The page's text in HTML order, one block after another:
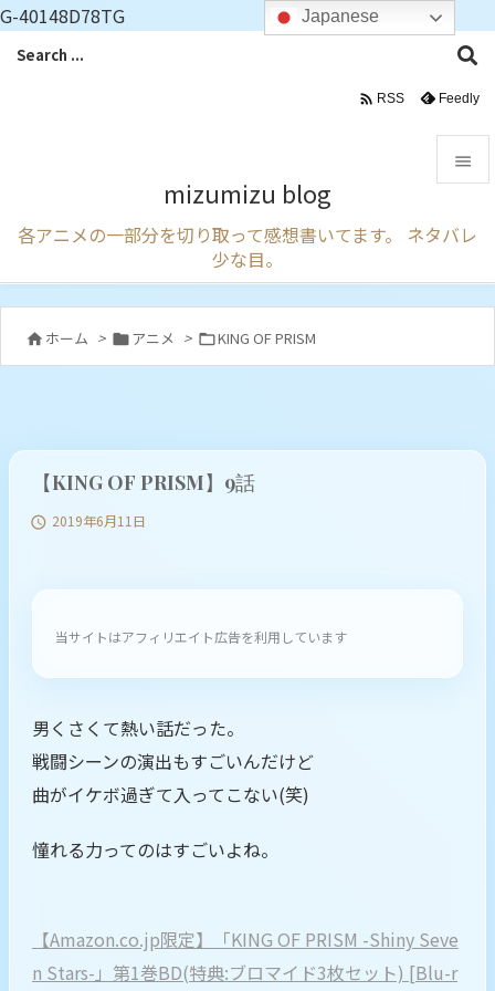
G-40148D78TG
mizumizu blog
各アニメの一部分を切り取って感想書いてます。 ネタバレ
少な目。

メニュ
前へ
 RSS Feedly
 ホーム > アニメ > KING OF PRISM
【KING OF PRISM】9話
 2019年6月11日
当サイトはアフィリエイト広告を利用しています
男くさくて熱い話だった。
戦闘シーンの演出もすごいんだけど
曲がイケボ過ぎて入ってこない(笑)
憧れる力ってのはすごいよね。
【Amazon.co.jp限定】「KING OF PRISM -Shiny Seve
n Stars-」第1巻BD(特典:ブロマイド3枚セット) [Blu-r
Japanese